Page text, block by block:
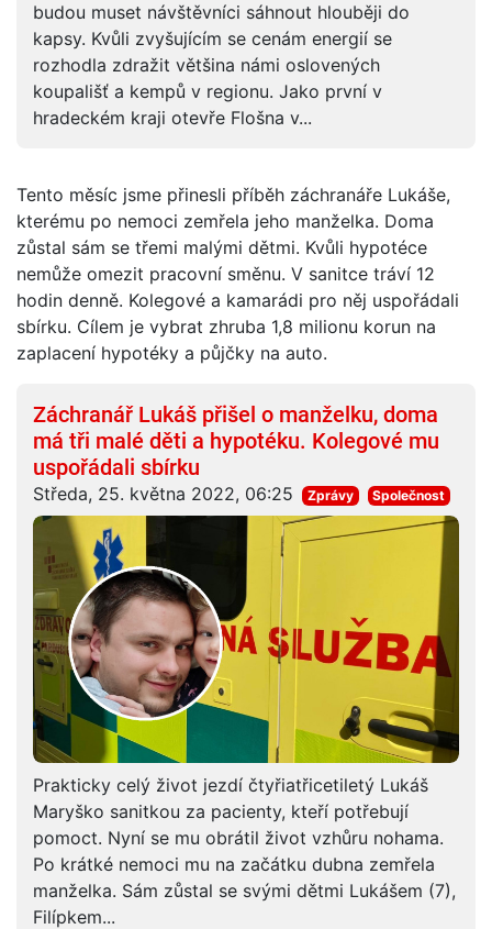
budou muset návštěvníci sáhnout hlouběji do
kapsy. Kvůli zvyšujícím se cenám energií se
rozhodla zdražit většina námi oslovených
koupališť a kempů v regionu. Jako první v
hradeckém kraji otevře Flošna v...
Tento měsíc jsme přinesli příběh záchranáře Lukáše,
kterému po nemoci zemřela jeho manželka. Doma
zůstal sám se třemi malými dětmi. Kvůli hypotéce
nemůže omezit pracovní směnu. V sanitce tráví 12
hodin denně. Kolegové a kamarádi pro něj uspořádali
sbírku. Cílem je vybrat zhruba 1,8 milionu korun na
zaplacení hypotéky a půjčky na auto.
Záchranář Lukáš přišel o manželku, doma
má tři malé děti a hypotéku. Kolegové mu
uspořádali sbírku
Středa, 25. května 2022, 06:25 Zprávy Společnost
Prakticky celý život jezdí čtyřiatřicetiletý Lukáš
Maryško sanitkou za pacienty, kteří potřebují
pomoct. Nyní se mu obrátil život vzhůru nohama.
Po krátké nemoci mu na začátku dubna zemřela
manželka. Sám zůstal se svými dětmi Lukášem (7),
Filípkem...